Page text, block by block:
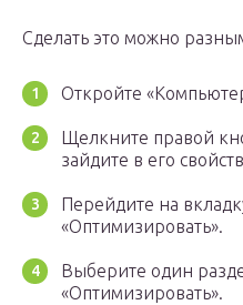
Сделать это можно
Откройте
Щелкните правой
зайдите в его
Перейдите на
«Оптимизировать».
Выберите один
«Оптимизировать».